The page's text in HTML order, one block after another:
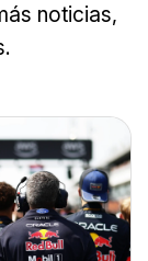
noticias,